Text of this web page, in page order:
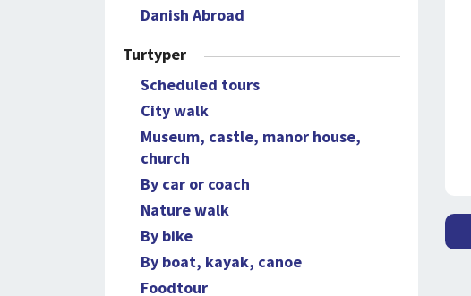
Danish Abroad
Turtyper
Scheduled tours
City walk
Museum, castle, manor house,
church
By car or coach
Nature walk
By bike
By boat, kayak, canoe
Foodtour